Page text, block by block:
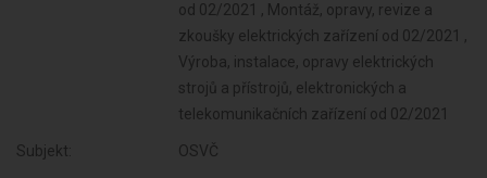
od 02/2021 , Montáž, opravy, revize a
zkoušky elektrických zařízení od 02/2021 ,
Výroba, instalace, opravy elektrických
strojů a přístrojů, elektronických a
telekomunikačních zařízení od 02/2021
Subjekt: OSVČ